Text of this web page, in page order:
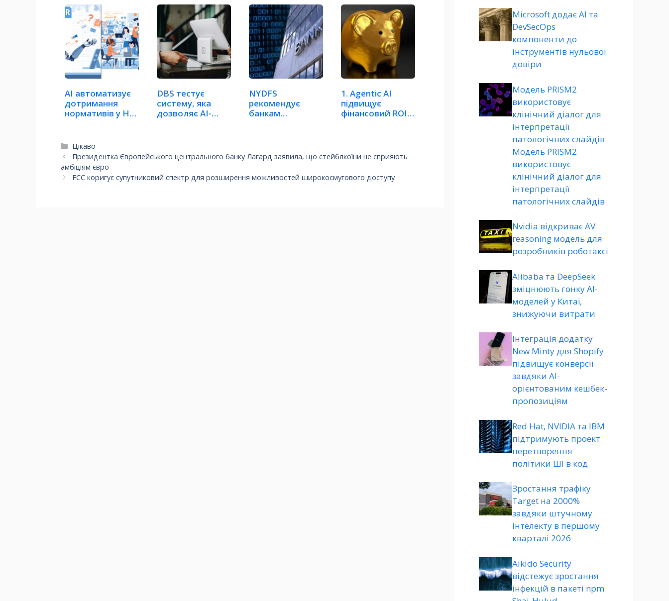
AI автоматизує
дотримання
нормативів у HR,
DBS тестує
систему, яка
дозволяє AI-
NYDFS
рекомендує
банкам
1. Agentic AI
підвищує
фінансовий ROI
Категорії
Цікаво
Президентка Європейського центрального банку Лагард заявила, що стейблкоїни не сприяють
амбіціям євро
FCC коригує супутниковий спектр для розширення можливостей широкосмугового доступу
Microsoft додає AI та
DevSecOps
компоненти до
інструментів нульової
довіри
Модель PRISM2
використовує
клінічний діалог для
інтерпретації
патологічних слайдів
Модель PRISM2
використовує
клінічний діалог для
інтерпретації
патологічних слайдів
Nvidia відкриває AV
reasoning модель для
розробників роботаксі
Alibaba та DeepSeek
зміцнюють гонку AI-
моделей у Китаї,
знижуючи витрати
Інтеграція додатку
New Minty для Shopify
підвищує конверсії
завдяки AI-
орієнтованим кешбек-
пропозиціям
Red Hat, NVIDIA та IBM
підтримують проект
перетворення
політики ШІ в код
Зростання трафіку
Target на 2000%
завдяки штучному
інтелекту в першому
кварталі 2026
Aikido Security
відстежує зростання
інфекцій в пакеті npm